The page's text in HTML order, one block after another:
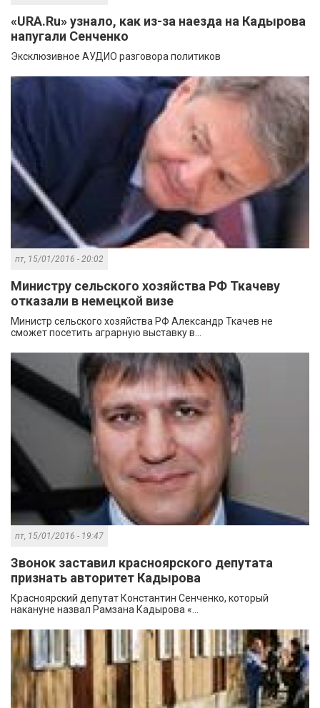
«URA.Ru» узнало, как из-за наезда на Кадырова
напугали Сенченко
Эксклюзивное АУДИО разговора политиков
пт, 15/01/2016 - 20:02
Министру сельского хозяйства РФ Ткачеву
отказали в немецкой визе
Министр сельского хозяйства РФ Александр Ткачев не
сможет посетить аграрную выставку в...
пт, 15/01/2016 - 19:47
Звонок заставил красноярского депутата
признать авторитет Кадырова
Красноярский депутат Константин Сенченко, который
накануне назвал Рамзана Кадырова «...